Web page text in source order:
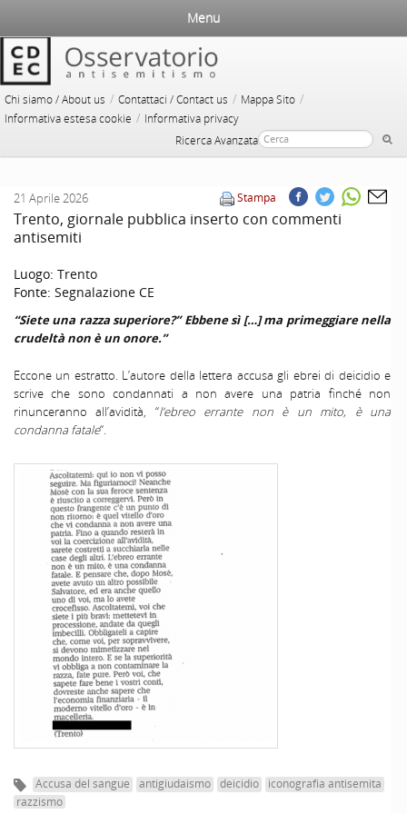
Chi siamo / About us / Contattaci / Contact us / Mappa Sito /
Informativa estesa cookie / Informativa privacy
Ricerca Avanzata
Menu
Stampa
21 Aprile 2026
Trento, giornale pubblica inserto con commenti
antisemiti
Luogo: Trento
Fonte: Segnalazione CE
“Siete una razza superiore?” Ebbene sì […] ma primeggiare nella
crudeltà non è un onore.”
Eccone un estratto. L’autore della lettera accusa gli ebrei di deicidio e
scrive che sono condannati a non avere una patria finché non
rinunceranno all’avidità, “l’ebreo errante non è un mito, è una
condanna fatale“.
Accusa del sangue antigiudaismo deicidio
iconografia antisemita
razzismo